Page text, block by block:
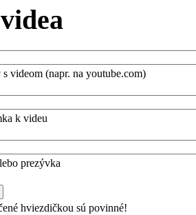
videom (napr. na youtube.com)
k videu
prezývka
hviezdičkou sú povinné!